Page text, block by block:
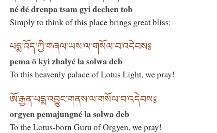
né dé drenpa tsam gyi dechen tob
Simply to think of this place brings great bliss:
པདྨ་འོད་ཀྱི་གཞལ་ཡས་ལ་གསོལ་བ་འདེབས༔
pema ö kyi zhalyé la solwa deb
To this heavenly palace of Lotus Light, we pray!
ཨོ་རྒྱན་པདྨ་འབྱུང་གནས་ལ་གསོལ་བ་འདེབས༔
orgyen pemajungné la solwa deb
To the Lotus-born Guru of Orgyen, we pray!